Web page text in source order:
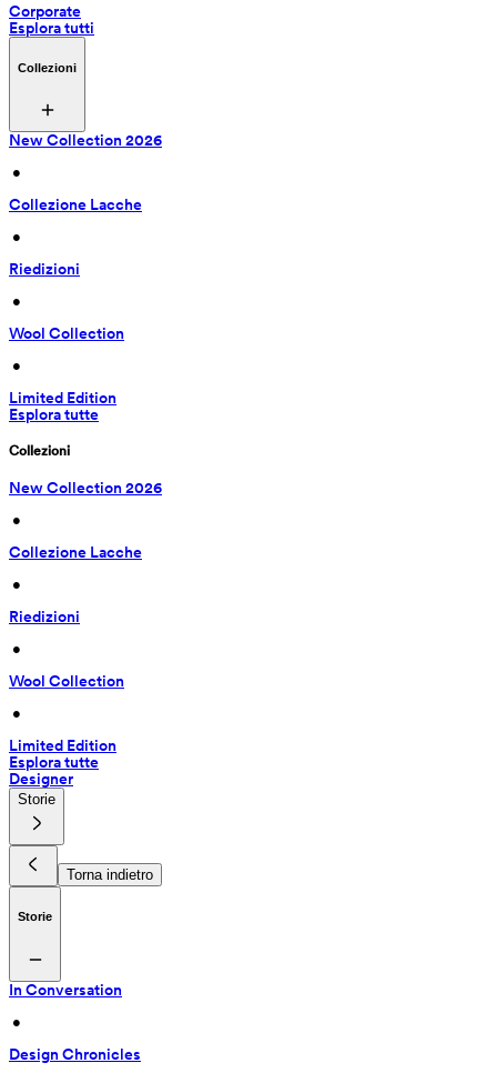
Corporate
Esplora tutti
Collezioni
New Collection 2026
•
Collezione Lacche
•
Riedizioni
•
Wool Collection
•
Limited Edition
Esplora tutte
Collezioni
New Collection 2026
•
Collezione Lacche
•
Riedizioni
•
Wool Collection
•
Limited Edition
Esplora tutte
Designer
Storie
Torna indietro
Storie
In Conversation
•
Design Chronicles